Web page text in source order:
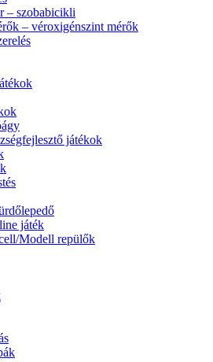
– szobabicikli
– véroxigénszint mérők
játékok
játék
Modell repülők